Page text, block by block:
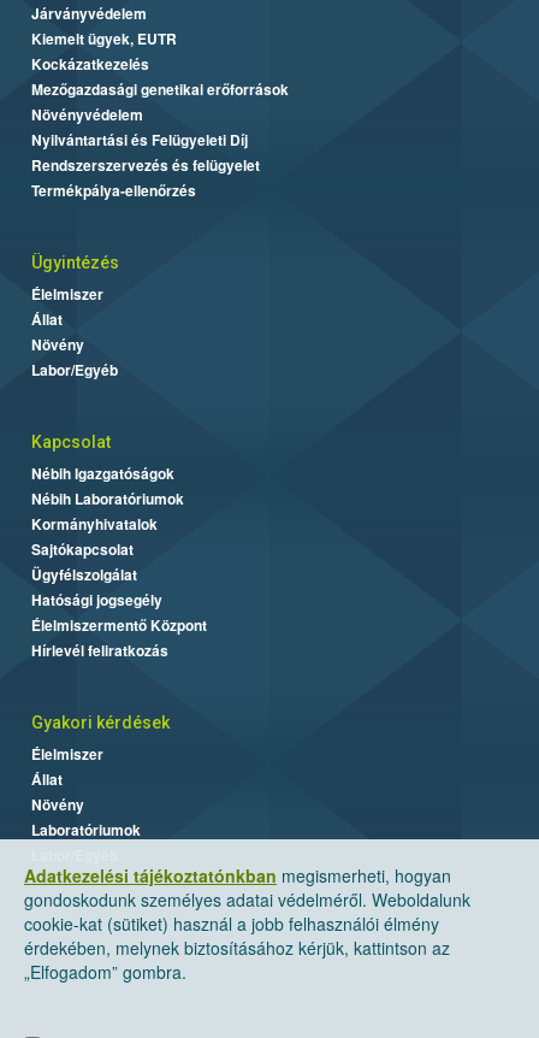
Adatkezelési tájékoztatónkban megismerheti, hogyan
gondoskodunk személyes adatai védelméről. Weboldalunk
cookie-kat (sütiket) használ a jobb felhasználói élmény
érdekében, melynek biztosításához kérjük, kattintson az
„Elfogadom” gombra.
Járványvédelem
Kiemelt ügyek, EUTR
Kockázatkezelés
Mezőgazdasági genetikai erőforrások
Növényvédelem
Nyilvántartási és Felügyeleti Díj
Rendszerszervezés és felügyelet
Termékpálya-ellenőrzés
Ügyintézés
Élelmiszer
Állat
Növény
Labor/Egyéb
Kapcsolat
Nébih Igazgatóságok
Nébih Laboratóriumok
Kormányhivatalok
Sajtókapcsolat
Ügyfélszolgálat
Hatósági jogsegély
Élelmiszermentő Központ
Hírlevél feliratkozás
Gyakori kérdések
Élelmiszer
Állat
Növény
Laboratóriumok